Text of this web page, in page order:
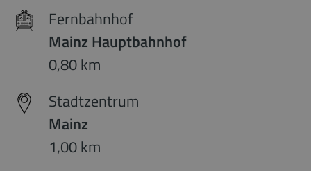
Fernbahnhof
Mainz Hauptbahnhof
0,80 km
Stadtzentrum
Mainz
1,00 km